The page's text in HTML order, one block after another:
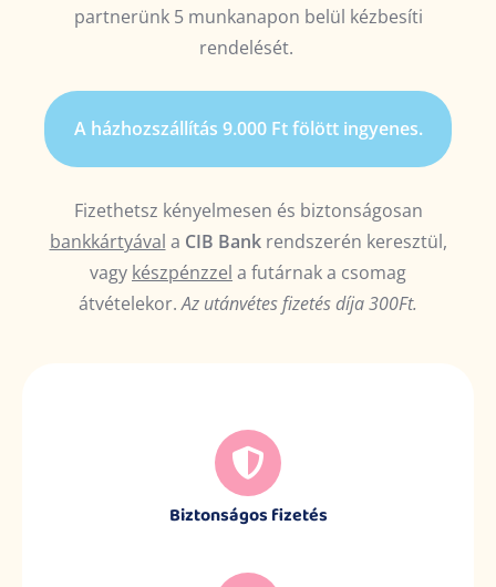
partnerünk 5 munkanapon belül kézbesíti
rendelését.
A házhozszállítás 9.000 Ft fölött ingyenes.
Fizethetsz kényelmesen és biztonságosan
bankkártyával a CIB Bank rendszerén keresztül,
vagy készpénzzel a futárnak a csomag
átvételekor.Az utánvétes fizetés díja 300Ft.
Biztonságos fizetés